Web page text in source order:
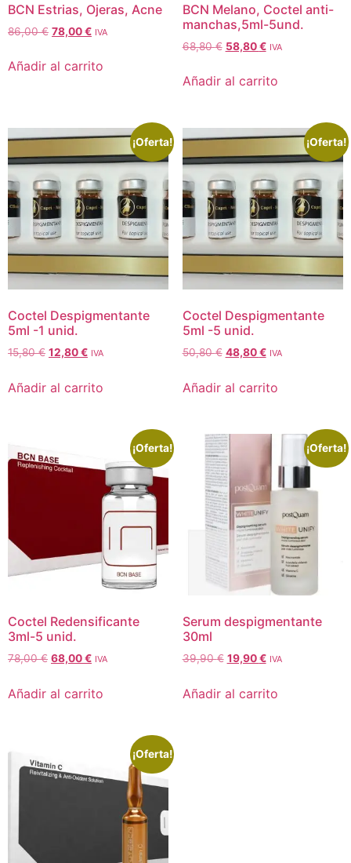
BCN Estrias, Ojeras, Acne
86,00€ 78,00€ IVA
Añadir al carrito
BCN Melano, Coctel anti-
manchas,5ml-5und.
68,80€ 58,80€ IVA
Añadir al carrito
¡Oferta!
Coctel Despigmentante
5ml -1 unid.
15,80€ 12,80€ IVA
Añadir al carrito
¡Oferta!
Coctel Despigmentante
5ml -5 unid.
50,80€ 48,80€ IVA
Añadir al carrito
¡Oferta!
Coctel Redensificante
3ml-5 unid.
78,00€ 68,00€ IVA
Añadir al carrito
¡Oferta!
Serum despigmentante
30ml
39,90€ 19,90€ IVA
Añadir al carrito
¡Oferta!